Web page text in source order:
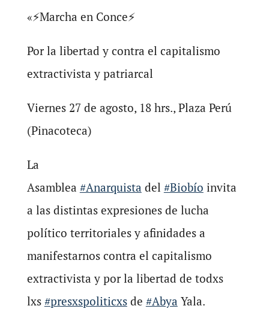
«⚡Marcha en Conce⚡
Por la libertad y contra el capitalismo
extractivista y patriarcal
Viernes 27 de agosto, 18 hrs., Plaza Perú
(Pinacoteca)
La
Asamblea #Anarquista del #Biobío invita
a las distintas expresiones de lucha
político territoriales y afinidades a
manifestarnos contra el capitalismo
extractivista y por la libertad de todxs
lxs #presxspoliticxsde #Abya Yala.